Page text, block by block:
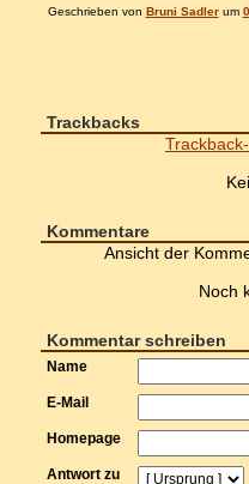
Geschrieben von Bruni Sadlerum
Trackbacks
Kommentare
Ansicht der
Noch
Kommentar schreiben
Name
E-Mail
Homepage
Antwort zu